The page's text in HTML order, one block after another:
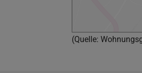
(Quelle: